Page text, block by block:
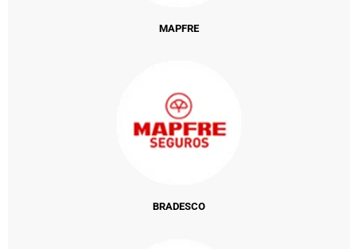
MAPFRE
BRADESCO